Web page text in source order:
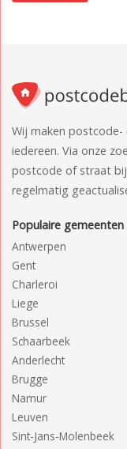
Wij maken
iedereen. Via onze
postcode of straat bij
regelmatig
Populaire gemeenten
Antwerpen
Gent
Charleroi
Liege
Brussel
Schaarbeek
Anderlecht
Brugge
Namur
Leuven
Sint-Jans-Molenbeek